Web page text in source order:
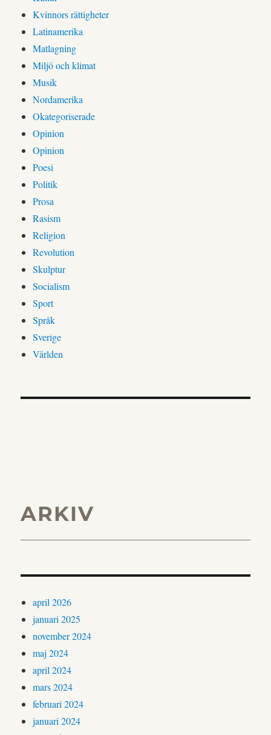
Kvinnors rättigheter
Latinamerika
Matlagning
Miljö och klimat
Musik
Nordamerika
Okategoriserade
Opinion
Opinion
Poesi
Politik
Prosa
Rasism
Religion
Revolution
Skulptur
Socialism
Sport
Språk
Sverige
Världen
ARKIV
april 2026
januari 2025
november 2024
maj 2024
april 2024
mars 2024
februari 2024
januari 2024